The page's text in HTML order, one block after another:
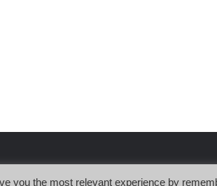
you the most relevant experience by